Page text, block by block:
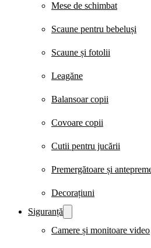
Mese de schimbat
Scaune pentru bebeluși
Scaune și fotolii
Leagăne
Balansoar copii
Covoare copii
Cutii pentru jucării
Premergătoare și
Decorațiuni
Siguranță
Camere și monitoare video